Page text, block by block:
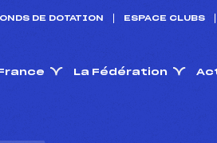
DE DOTATION ESPACE CLUBS
La Fédération